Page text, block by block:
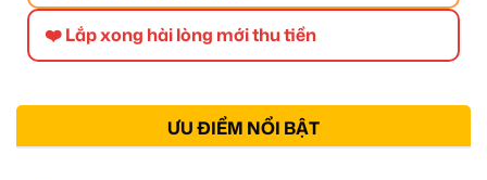
❤️ Lắp xong hài lòng mới thu tiền
ƯU ĐIỂM NỔI BẬT